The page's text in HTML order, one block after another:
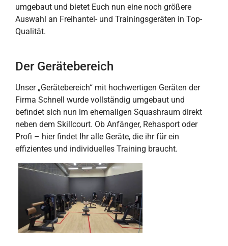
umgebaut und bietet Euch nun eine noch größere
Auswahl an Freihantel- und Trainingsgeräten in Top-
Qualität.
Der Gerätebereich
Unser „Gerätebereich“ mit hochwertigen Geräten der
Firma Schnell wurde vollständig umgebaut und
befindet sich nun im ehemaligen Squashraum direkt
neben dem Skillcourt. Ob Anfänger, Rehasport oder
Profi – hier findet Ihr alle Geräte, die ihr für ein
effizientes und individuelles Training braucht.